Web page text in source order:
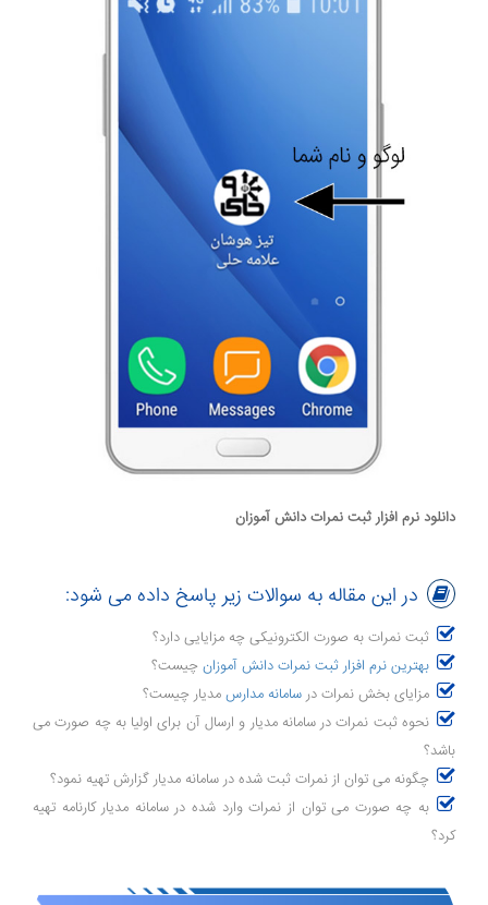
دانلود نرم افزار ثبت نمرات دانش آموزان
در این مقاله به سوالات زیر پاسخ داده می شود:
ثبت نمرات به صورت الکترونیکی چه مزایایی دارد؟
بهترین نرم افزار ثبت نمرات دانش آموزان چیست؟
مزایای بخش نمرات در سامانه مدارس مدیار چیست؟
نحوه ثبت نمرات در سامانه مدیار و ارسال آن برای اولیا به چه صورت می
باشد؟
چگونه می توان از نمرات ثبت شده در سامانه مدیار گزارش تهیه نمود؟
به چه صورت می توان از نمرات وارد شده در سامانه مدیار کارنامه تهیه
کرد؟